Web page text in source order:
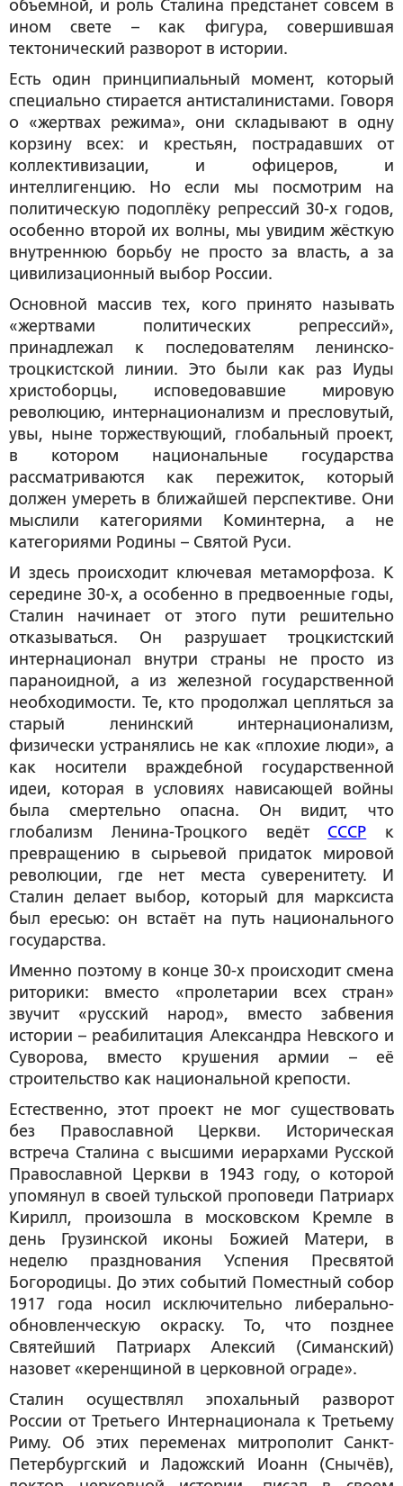
объемной, и роль Сталина предстанет совсем в
ином свете – как фигура, совершившая
тектонический разворот в истории.
Есть один принципиальный момент, который
специально стирается антисталинистами. Говоря
о «жертвах режима», они складывают в одну
корзину всех: и крестьян, пострадавших от
коллективизации, и офицеров, и
интеллигенцию. Но если мы посмотрим на
политическую подоплёку репрессий 30-х годов,
особенно второй их волны, мы увидим жёсткую
внутреннюю борьбу не просто за власть, а за
цивилизационный выбор России.
Основной массив тех, кого принято называть
«жертвами политических репрессий»,
принадлежал к последователям ленинско-
троцкистской линии. Это были как раз Иуды
христоборцы, исповедовавшие мировую
революцию, интернационализм и пресловутый,
увы, ныне торжествующий, глобальный проект,
в котором национальные государства
рассматриваются как пережиток, который
должен умереть в ближайшей перспективе. Они
мыслили категориями Коминтерна, а не
категориями Родины – Святой Руси.
И здесь происходит ключевая метаморфоза. К
середине 30-х, а особенно в предвоенные годы,
Сталин начинает от этого пути решительно
отказываться. Он разрушает троцкистский
интернационал внутри страны не просто из
параноидной, а из железной государственной
необходимости. Те, кто продолжал цепляться за
старый ленинский интернационализм,
физически устранялись не как «плохие люди», а
как носители враждебной государственной
идеи, которая в условиях нависающей войны
была смертельно опасна. Он видит, что
глобализм Ленина-Троцкого ведёт СССР к
превращению в сырьевой придаток мировой
революции, где нет места суверенитету. И
Сталин делает выбор, который для марксиста
был ересью: он встаёт на путь национального
государства.
Именно поэтому в конце 30-х происходит смена
риторики: вместо «пролетарии всех стран»
звучит «русский народ», вместо забвения
истории – реабилитация Александра Невского и
Суворова, вместо крушения армии – её
строительство как национальной крепости.
Естественно, этот проект не мог существовать
без Православной Церкви. Историческая
встреча Сталина с высшими иерархами Русской
Православной Церкви в 1943 году, о которой
упомянул в своей тульской проповеди Патриарх
Кирилл, произошла в московском Кремле в
день Грузинской иконы Божией Матери, в
неделю празднования Успения Пресвятой
Богородицы. До этих событий Поместный собор
1917 года носил исключительно либерально-
обновленческую окраску. То, что позднее
Святейший Патриарх Алексий (Симанский)
назовет «керенщиной в церковной ограде».
Сталин осуществлял эпохальный разворот
России от Третьего Интернационала к Третьему
Риму. Об этих переменах митрополит Санкт-
Петербургский и Ладожский Иоанн (Снычёв),